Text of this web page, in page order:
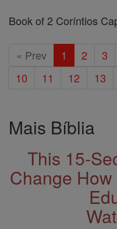
Book of 2 Coríntios
« Prev 1 2 3
10
11 12 13
Mais Bíblia
This 15-
Change